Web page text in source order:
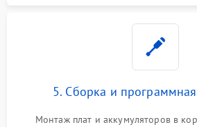
5. Сборка и
Монтаж плат и аккумуляторов в